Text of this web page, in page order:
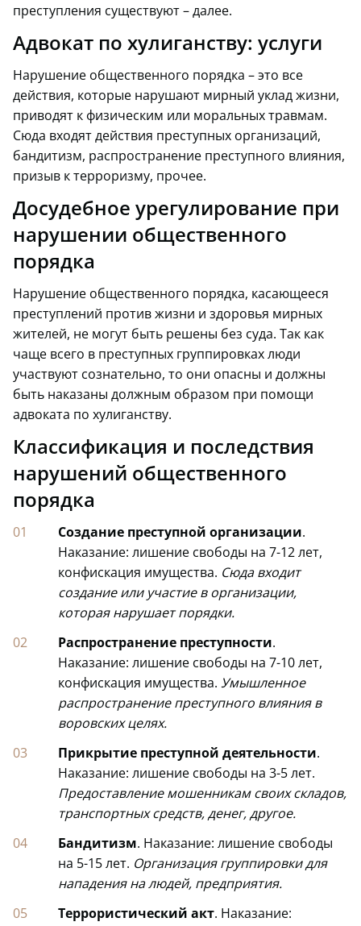
преступления существуют – далее.
Адвокат по хулиганству: услуги
Нарушение общественного порядка – это все
действия, которые нарушают мирный уклад жизни,
приводят к физическим или моральных травмам.
Сюда входят действия преступных организаций,
бандитизм, распространение преступного влияния,
призыв к терроризму, прочее.
Досудебное урегулирование при
нарушении общественного
порядка
Нарушение общественного порядка, касающееся
преступлений против жизни и здоровья мирных
жителей, не могут быть решены без суда. Так как
чаще всего в преступных группировках люди
участвуют сознательно, то они опасны и должны
быть наказаны должным образом при помощи
адвоката по хулиганству.
Классификация и последствия
нарушений общественного
порядка
Создание преступной организации.
Наказание: лишение свободы на 7-12 лет,
конфискация имущества. Сюда входит
создание или участие в организации,
которая нарушает порядки.
Распространение преступности.
Наказание: лишение свободы на 7-10 лет,
конфискация имущества. Умышленное
распространение преступного влияния в
воровских целях.
Прикрытие преступной деятельности.
Наказание: лишение свободы на 3-5 лет.
Предоставление мошенникам своих складов,
транспортных средств, денег, другое.
Бандитизм. Наказание: лишение свободы
на 5-15 лет. Организация группировки для
нападения на людей, предприятия.
Террористический акт. Наказание: